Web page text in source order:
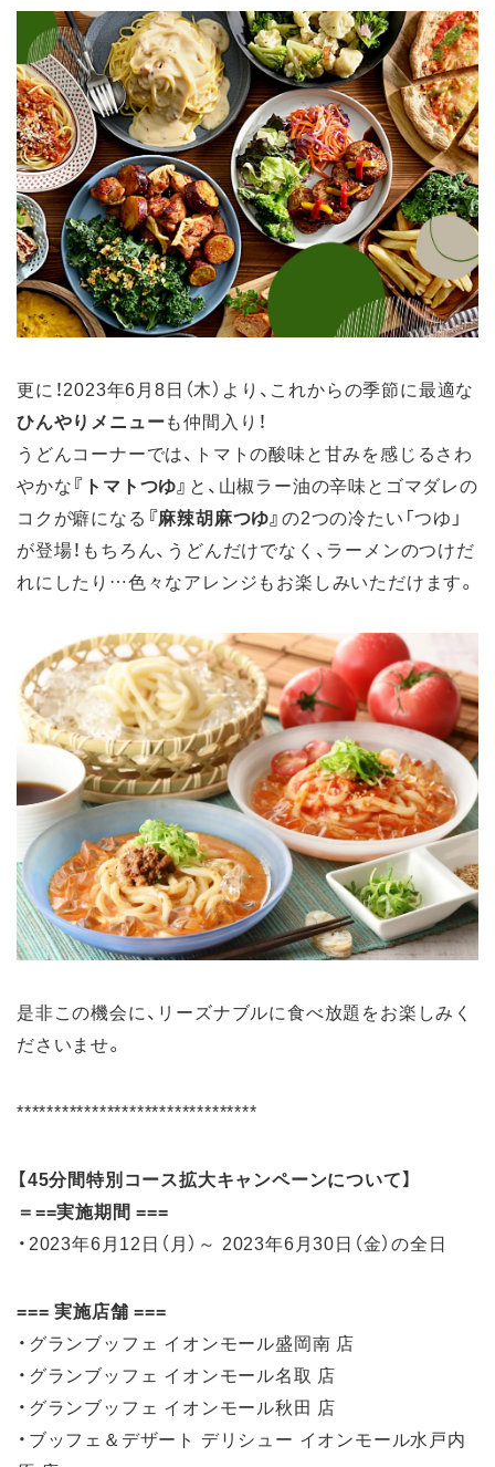
更に！2023年6月8日（木）より、これからの季節に最適な
ひんやりメニューも仲間入り！
うどんコーナーでは、トマトの酸味と甘みを感じるさわ
やかな『トマトつゆ』 と、山椒ラー油の辛味とゴマダレの
コクが癖になる 『麻辣胡麻つゆ』の2つの冷たい「つゆ」
が登場！もちろん、うどんだけでなく、ラーメンのつけだ
れにしたり…色々なアレンジもお楽しみいただけます。
是非この機会に、リーズナブルに食べ放題をお楽しみく
ださいませ。
********************************
【45分間特別コース拡大キャンペーンについて】
＝==実施期間 ===
・2023年6月12日（月）～ 2023年6月30日（金）の全日
=== 実施店舗 ===
・グランブッフェ イオンモール盛岡南 店
・グランブッフェ イオンモール名取 店
・グランブッフェ イオンモール秋田 店
・ブッフェ＆デザート デリシュー イオンモール水戸内